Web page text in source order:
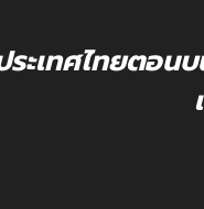
ระเทศไทยตอ